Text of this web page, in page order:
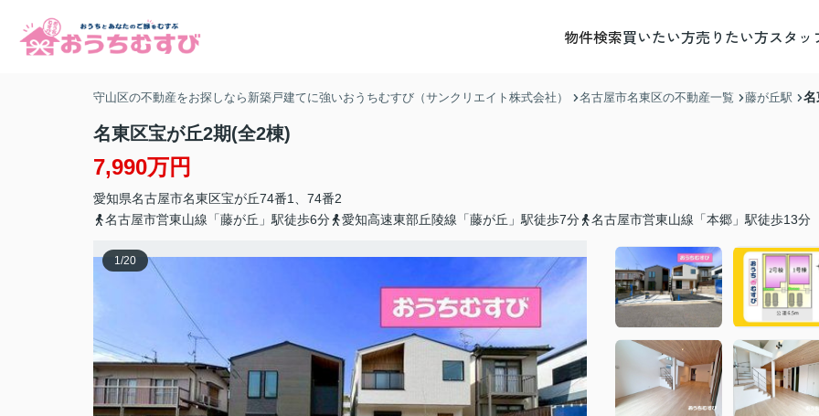
物件検索買いたい方売りたい方スタッ
守山区の不動産をお探しなら新築戸建てに強いおうちむすび（サンクリエイト株式会社） 名古屋市名東区の不動産一覧 藤が丘駅 名
名東区宝が丘2期(全2棟)
7,990万円
愛知県名古屋市名東区宝が丘74番1、74番2
名古屋市営東山線「藤が丘」駅徒歩6分
愛知高速東部丘陵線「藤が丘」駅徒歩7分 名古屋市営東山線「本郷」駅徒歩13分
1/20